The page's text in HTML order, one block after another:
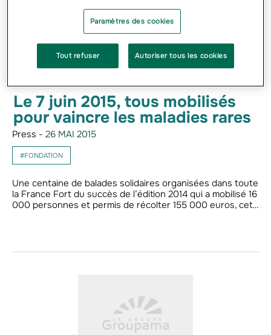
Le 7 juin 2015, tous mobilisés
pour vaincre les maladies rares
Press - 26 MAI 2015
#FONDATION
Une centaine de balades solidaires organisées dans toute
la France Fort du succès de l’édition 2014 qui a mobilisé 16
000 personnes et permis de récolter 155 000 euros, cet…
Paramètres des cookies
Tout refuser Autoriser tous les cookies